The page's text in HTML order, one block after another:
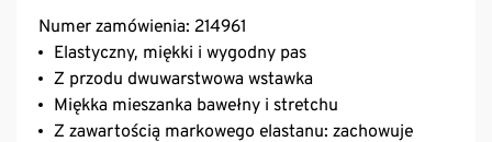
Numer zamówienia: 214961
Elastyczny, miękki i wygodny pas
Z przodu dwuwarstwowa wstawka
Miękka mieszanka bawełny i stretchu
Z zawartością markowego elastanu: zachowuje